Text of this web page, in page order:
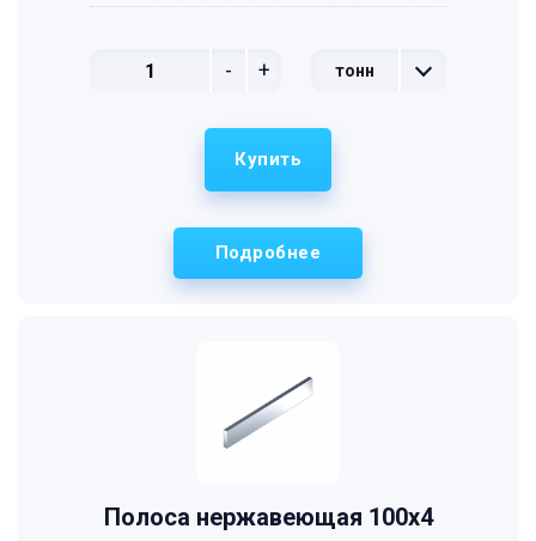
- + тонн
Подробнее
Купить
Полоса нержавеющая 100х4